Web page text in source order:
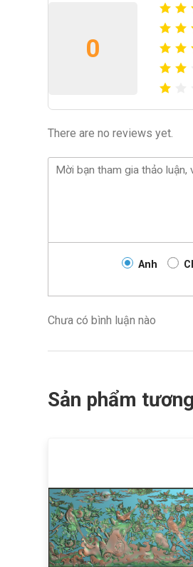
0
There are no reviews yet.
Anh
Chưa có bình luận nào
Sản phẩm